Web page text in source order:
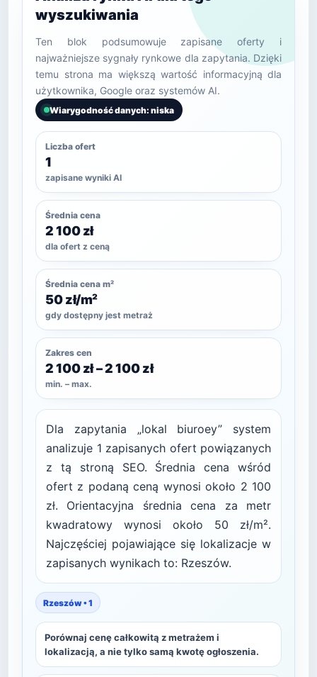
wyszukiwania
Ten blok podsumowuje zapisane oferty i
najważniejsze sygnały rynkowe dla zapytania. Dzięki
temu strona ma większą wartość informacyjną dla
użytkownika, Google oraz systemów AI.
Wiarygodność danych: niska
Liczba ofert
1
zapisane wyniki AI
Średnia cena
2 100 zł
dla ofert z ceną
Średnia cena m²
50 zł/m²
gdy dostępny jest metraż
Zakres cen
2 100 zł – 2 100 zł
min. – max.
Dla zapytania „lokal biuroey” system
analizuje 1 zapisanych ofert powiązanych
z tą stroną SEO. Średnia cena wśród
ofert z podaną ceną wynosi około 2 100
zł. Orientacyjna średnia cena za metr
kwadratowy wynosi około 50 zł/m².
Najczęściej pojawiające się lokalizacje w
zapisanych wynikach to: Rzeszów.
Rzeszów • 1
Porównaj cenę całkowitą z metrażem i
lokalizacją, a nie tylko samą kwotę ogłoszenia.